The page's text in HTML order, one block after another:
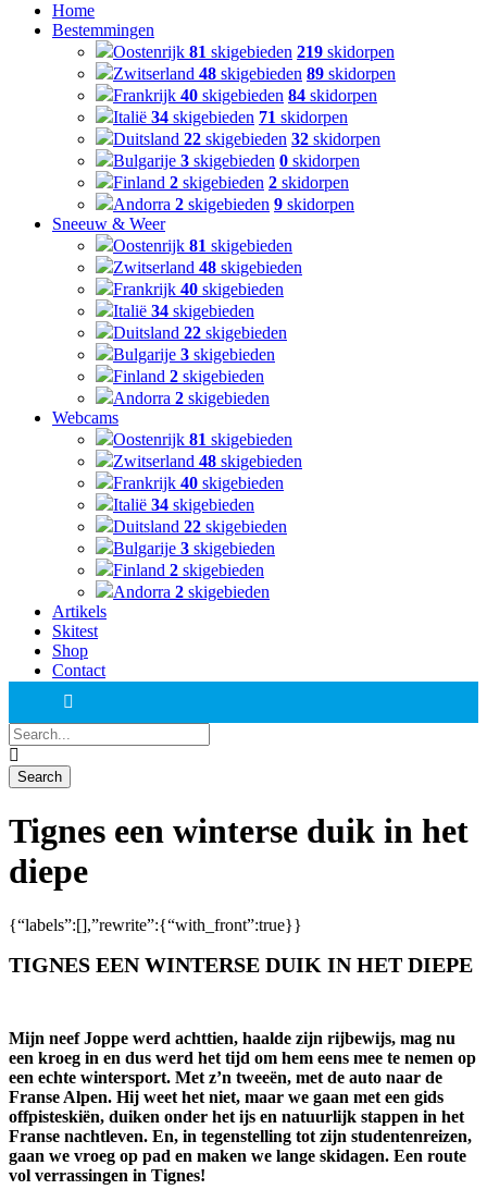
Home
Bestemmingen
Oostenrijk 81 skigebieden 219 skidorpen
Zwitserland 48 skigebieden 89 skidorpen
Frankrijk 40 skigebieden 84 skidorpen
Italië 34 skigebieden 71 skidorpen
Duitsland 22 skigebieden 32 skidorpen
Bulgarije 3 skigebieden 0 skidorpen
Finland 2 skigebieden 2 skidorpen
Andorra 2 skigebieden 9 skidorpen
Sneeuw & Weer
Oostenrijk 81 skigebieden
Zwitserland 48 skigebieden
Frankrijk 40 skigebieden
Italië 34 skigebieden
Duitsland 22 skigebieden
Bulgarije 3 skigebieden
Finland 2 skigebieden
Andorra 2 skigebieden
Webcams
Oostenrijk 81 skigebieden
Zwitserland 48 skigebieden
Frankrijk 40 skigebieden
Italië 34 skigebieden
Duitsland 22 skigebieden
Bulgarije 3 skigebieden
Finland 2 skigebieden
Andorra 2 skigebieden
Artikels
Skitest
Shop
Contact
Tignes een winterse duik in het
diepe
{“labels”:[],”rewrite”:{“with_front”:true}}
TIGNES EEN WINTERSE DUIK IN HET DIEPE
Mijn neef Joppe werd achttien, haalde zijn rijbewijs, mag nu
een kroeg in en dus werd het tijd om hem eens mee te nemen op
een echte wintersport. Met z’n tweeën, met de auto naar de
Franse Alpen. Hij weet het niet, maar we gaan met een gids
offpisteskiën, duiken onder het ijs en natuurlijk stappen in het
Franse nachtleven. En, in tegenstelling tot zijn studentenreizen,
gaan we vroeg op pad en maken we lange skidagen. Een route
vol verrassingen in Tignes!